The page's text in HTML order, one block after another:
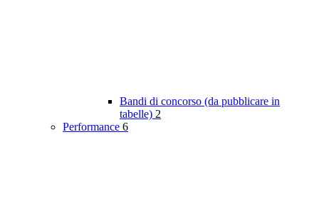
Bandi di concorso (da pubblicare in
tabelle) 2
Performance 6